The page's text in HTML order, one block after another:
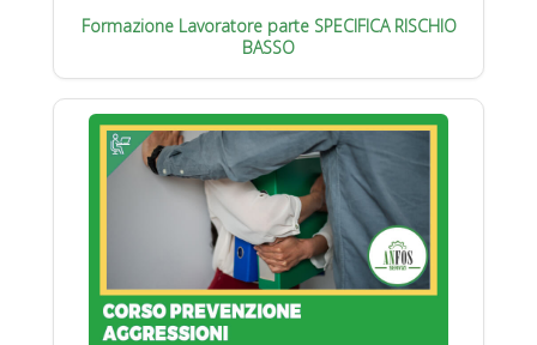
Formazione Lavoratore parte SPECIFICA RISCHIO
BASSO